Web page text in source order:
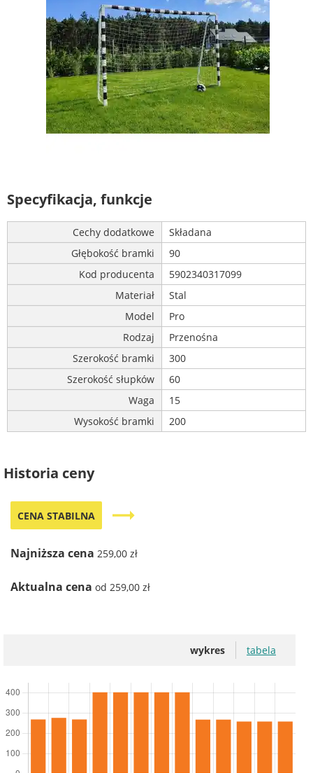
Specyfikacja, funkcje
Cechy dodatkowe
Składana
Głębokość bramki
90
Kod producenta
5902340317099
Materiał
Stal
Model
Pro
Rodzaj
Przenośna
Szerokość bramki
300
Szerokość słupków
60
Waga
15
Wysokość bramki
200
Historia ceny
CENA STABILNA trending_flat
Najniższa cena 259,00 zł
Aktualna cena od 259,00 zł
wykres tabela